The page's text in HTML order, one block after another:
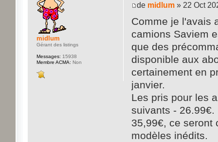
de midlum » 22 Oct
Comme je l'avais
camions Saviem
que des
disponible aux
certainement en
janvier.
Les pris pour les
suivants -
35,99€, ce seront
modèles inédits.
midlum
Gérant des listings
Messages: 15938
Membre ACMA: Non